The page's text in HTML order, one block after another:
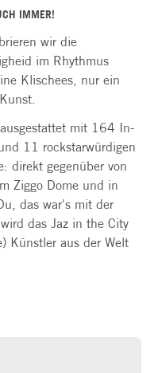
IMMER!
wir die
im Rhythmus
Klischees, nur ein
mit 164 In-
11 rockstarwürdigen
direkt gegenüber von
Ziggo Dome und in
das war's mit der
das Jaz in the City
Künstler aus der Welt